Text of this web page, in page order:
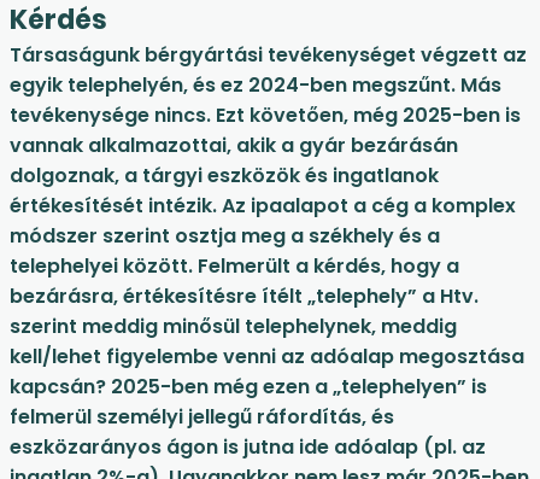
Kérdés
Társaságunk bérgyártási tevékenységet végzett az
egyik telephelyén, és ez 2024-ben megszűnt. Más
tevékenysége nincs. Ezt követően, még 2025-ben is
vannak alkalmazottai, akik a gyár bezárásán
dolgoznak, a tárgyi eszközök és ingatlanok
értékesítését intézik. Az ipaalapot a cég a komplex
módszer szerint osztja meg a székhely és a
telephelyei között. Felmerült a kérdés, hogy a
bezárásra, értékesítésre ítélt „telephely” a Htv.
szerint meddig minősül telephelynek, meddig
kell/lehet figyelembe venni az adóalap megosztása
kapcsán? 2025-ben még ezen a „telephelyen” is
felmerül személyi jellegű ráfordítás, és
eszközarányos ágon is jutna ide adóalap (pl. az